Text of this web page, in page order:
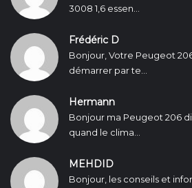
3008 1,6 essen...
Frédéric D
Bonjour, Votre Peugeot
démarrer par te...
Hermann
Bonjour ma Peugeot 206
quand le clima...
MEHDID
Bonjour, les conseils et